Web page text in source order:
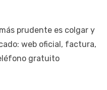
prudente es colgar y
web oficial, factura,
gratuito